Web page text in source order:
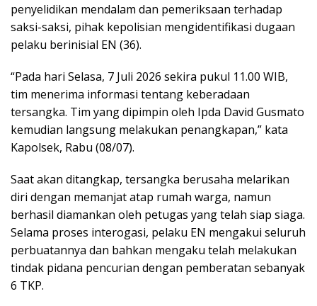
penyelidikan mendalam dan pemeriksaan terhadap
saksi-saksi, pihak kepolisian mengidentifikasi dugaan
pelaku berinisial EN (36).
“Pada hari Selasa, 7 Juli 2026 sekira pukul 11.00 WIB,
tim menerima informasi tentang keberadaan
tersangka. Tim yang dipimpin oleh Ipda David Gusmato
kemudian langsung melakukan penangkapan,” kata
Kapolsek, Rabu (08/07).
Saat akan ditangkap, tersangka berusaha melarikan
diri dengan memanjat atap rumah warga, namun
berhasil diamankan oleh petugas yang telah siap siaga.
Selama proses interogasi, pelaku EN mengakui seluruh
perbuatannya dan bahkan mengaku telah melakukan
tindak pidana pencurian dengan pemberatan sebanyak
6 TKP.